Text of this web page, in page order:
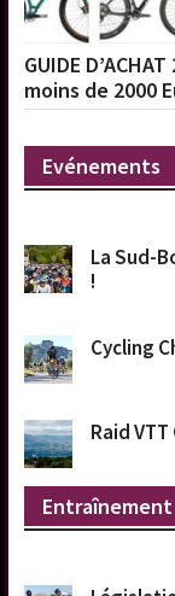
GUIDE
moins de 2000
Evénements
La Sud-
!
Cycling
Raid
Entraînement